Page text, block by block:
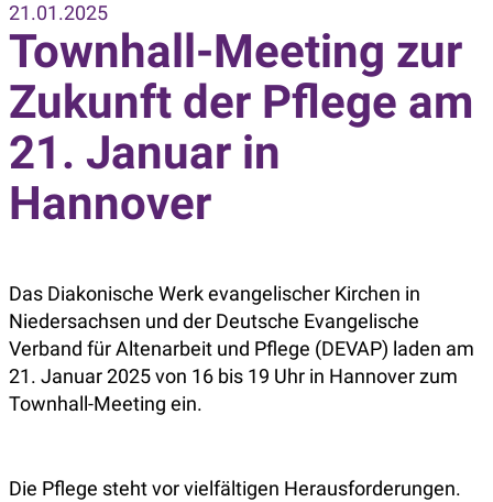
21.01.2025
Townhall-Meeting zur
Zukunft der Pflege am
21. Januar in
Hannover
Das Diakonische Werk evangelischer Kirchen in
Niedersachsen und der Deutsche Evangelische
Verband für Altenarbeit und Pflege (DEVAP) laden am
21. Januar 2025 von 16 bis 19 Uhr in Hannover zum
Townhall-Meeting ein.
Die Pflege steht vor vielfältigen Herausforderungen.